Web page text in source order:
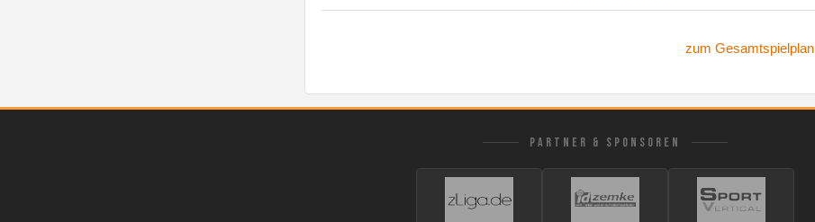
zum Gesamtspielplan
PARTNER & SPONSOREN